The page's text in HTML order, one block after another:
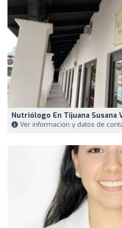
Nutriólogo En Tijuana Susana
Ver información y datos de